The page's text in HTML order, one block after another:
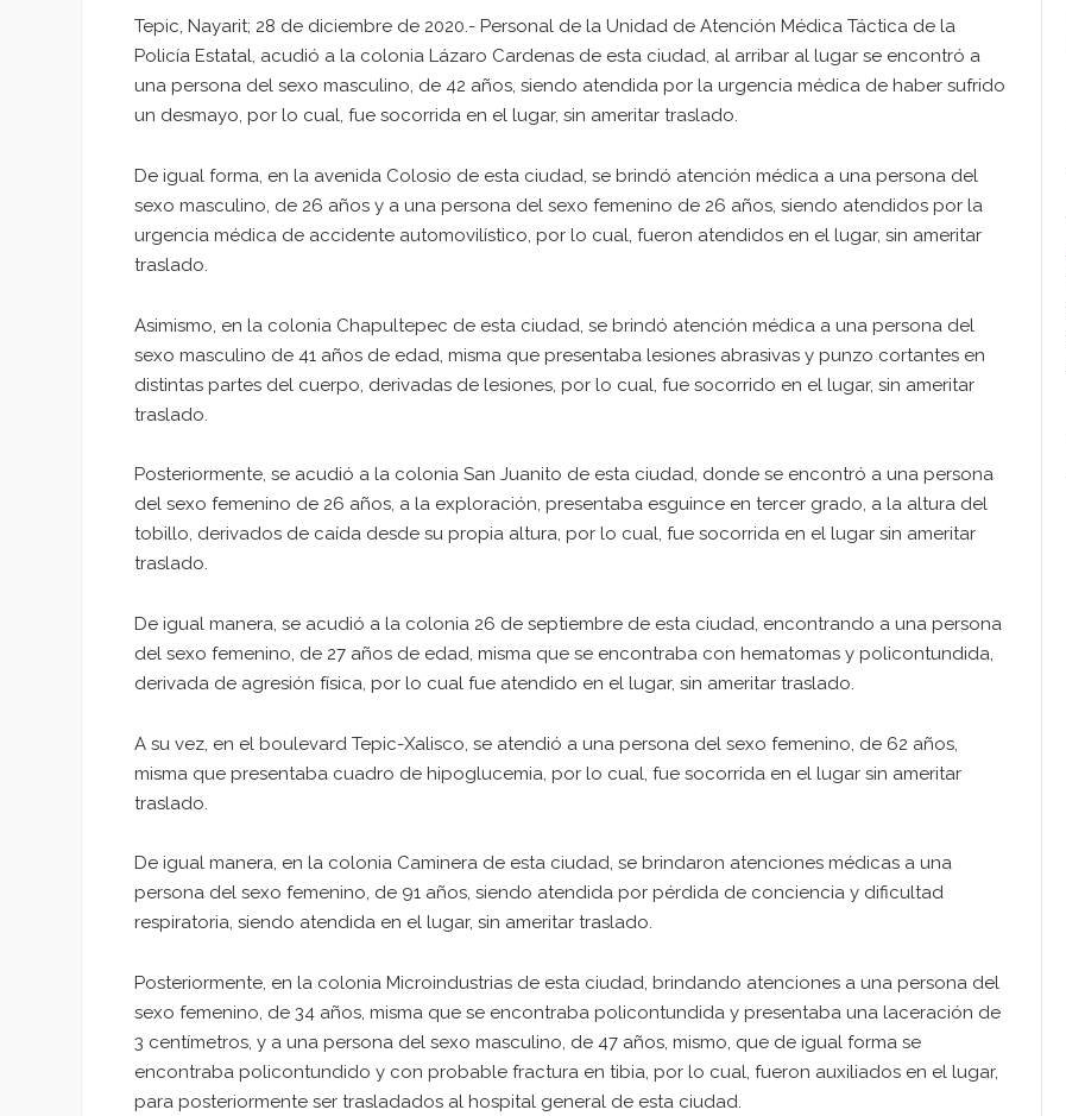
Tepic, Nayarit; 28 de diciembre de 2020.- Personal de la Unidad de Atención Médica Táctica de la
Policía Estatal, acudió a la colonia Lázaro Cardenas de esta ciudad, al arribar al lugar se encontró a
una persona del sexo masculino, de 42 años, siendo atendida por la urgencia médica de haber sufrido
un desmayo, por lo cual, fue socorrida en el lugar, sin ameritar traslado.
De igual forma, en la avenida Colosio de esta ciudad, se brindó atención médica a una persona del
sexo masculino, de 26 años y a una persona del sexo femenino de 26 años, siendo atendidos por la
urgencia médica de accidente automovilístico, por lo cual, fueron atendidos en el lugar, sin ameritar
traslado.
Asimismo, en la colonia Chapultepec de esta ciudad, se brindó atención médica a una persona del
sexo masculino de 41 años de edad, misma que presentaba lesiones abrasivas y punzo cortantes en
distintas partes del cuerpo, derivadas de lesiones, por lo cual, fue socorrido en el lugar, sin ameritar
traslado.
Posteriormente, se acudió a la colonia San Juanito de esta ciudad, donde se encontró a una persona
del sexo femenino de 26 años, a la exploración, presentaba esguince en tercer grado, a la altura del
tobillo, derivados de caída desde su propia altura, por lo cual, fue socorrida en el lugar sin ameritar
traslado.
De igual manera, se acudió a la colonia 26 de septiembre de esta ciudad, encontrando a una persona
del sexo femenino, de 27 años de edad, misma que se encontraba con hematomas y policontundida,
derivada de agresión física, por lo cual fue atendido en el lugar, sin ameritar traslado.
A su vez, en el boulevard Tepic-Xalisco, se atendió a una persona del sexo femenino, de 62 años,
misma que presentaba cuadro de hipoglucemia, por lo cual, fue socorrida en el lugar sin ameritar
traslado.
De igual manera, en la colonia Caminera de esta ciudad, se brindaron atenciones médicas a una
persona del sexo femenino, de 91 años, siendo atendida por pérdida de conciencia y dificultad
respiratoria, siendo atendida en el lugar, sin ameritar traslado.
Posteriormente, en la colonia Microindustrias de esta ciudad, brindando atenciones a una persona del
sexo femenino, de 34 años, misma que se encontraba policontundida y presentaba una laceración de
3 centímetros, y a una persona del sexo masculino, de 47 años, mismo, que de igual forma se
encontraba policontundido y con probable fractura en tibia, por lo cual, fueron auxiliados en el lugar,
para posteriormente ser trasladados al hospital general de esta ciudad.